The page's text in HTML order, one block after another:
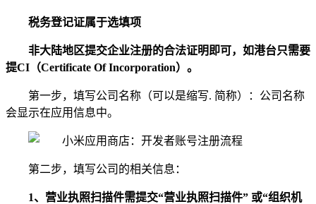
税务登记证属于选填项
非大陆地区提交企业注册的合法证明即可，如港台只需要
提CI（Certificate Of Incorporation）。
第一步，填写公司名称（可以是缩写. 简称）：公司名称
会显示在应用信息中。
第二步，填写公司的相关信息：
1、营业执照扫描件需提交“营业执照扫描件” 或“组织机